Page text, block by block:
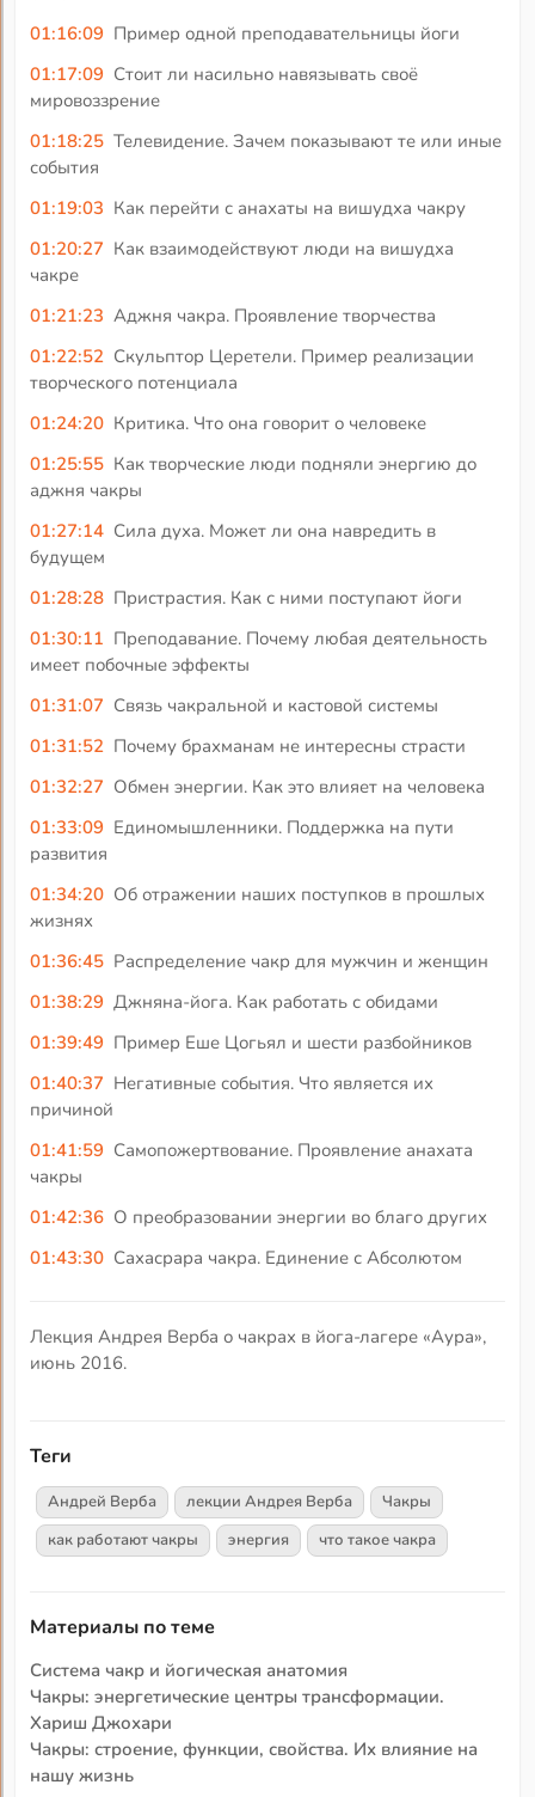
01:16:09 Пример одной преподавательницы йоги
01:17:09 Стоит ли насильно навязывать своё
мировоззрение
01:18:25 Телевидение. Зачем показывают те или иные
события
01:19:03 Как перейти с анахаты на вишудха чакру
01:20:27 Как взаимодействуют люди на вишудха
чакре
01:21:23 Аджня чакра. Проявление творчества
01:22:52 Скульптор Церетели. Пример реализации
творческого потенциала
01:24:20 Критика. Что она говорит о человеке
01:25:55 Как творческие люди подняли энергию до
аджня чакры
01:27:14 Сила духа. Может ли она навредить в
будущем
01:28:28 Пристрастия. Как с ними поступают йоги
01:30:11 Преподавание. Почему любая деятельность
имеет побочные эффекты
01:31:07 Связь чакральной и кастовой системы
01:31:52 Почему брахманам не интересны страсти
01:32:27 Обмен энергии. Как это влияет на человека
01:33:09 Единомышленники. Поддержка на пути
развития
01:34:20 Об отражении наших поступков в прошлых
жизнях
01:36:45 Распределение чакр для мужчин и женщин
01:38:29 Джняна-йога. Как работать с обидами
01:39:49 Пример Еше Цогьял и шести разбойников
01:40:37 Негативные события. Что является их
причиной
01:41:59 Самопожертвование. Проявление анахата
чакры
01:42:36 О преобразовании энергии во благо других
01:43:30 Сахасрара чакра. Единение с Абсолютом
Лекция Андрея Верба о чакрах в йога-лагере «Аура»,
июнь 2016.
Теги
Андрей Верба лекции Андрея Верба
Чакры
как работают чакры
энергия что такое чакра
Материалы по теме
Система чакр и йогическая анатомия
Чакры: энергетические центры трансформации.
Хариш Джохари
Чакры: строение, функции, свойства. Их влияние на
нашу жизнь